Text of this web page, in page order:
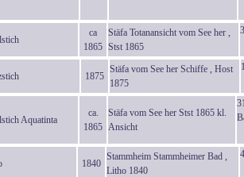
ca
1865
Stäfa Totanansicht vom See her ,
Stst 1865
1875
Stäfa vom See her Schiffe , Host
1875
Aquatinta
ca.
1865
Stäfa vom See her Stst 1865 kl.
Ansicht
1840
Stammheim Stammheimer Bad ,
Litho 1840